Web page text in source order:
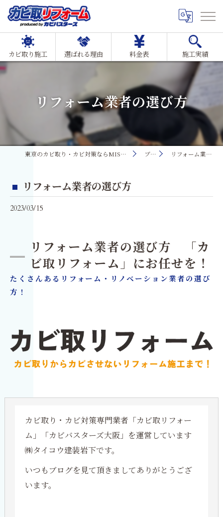
カビ取り施工 選ばれる理由 料金表 施工実績
リフォーム業者の選び方
東京のカビ取り・カビ対策ならMIST工法®カビ取リフォーム ブログ リフォーム業者の選び方
リフォーム業者の選び方
2023/03/15
リフォーム業者の選び方 「カ
ビ取リフォーム」にお任せを！
たくさんあるリフォーム・リノベーション業者の選び
方！
カビ取り・カビ対策専門業者「カビ取リフォー
ム」「カビバスターズ大阪」を運営しています
㈱タイコウ建装岩下です。
いつもブログを見て頂きましてありがとうござ
います。